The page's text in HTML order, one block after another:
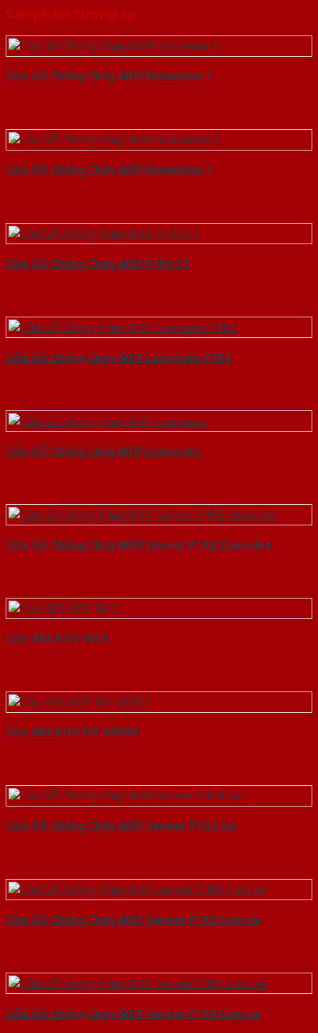
Sản phẩm tương tự
Cửa Gỗ Chống Cháy MDF Melamine 1
Cửa Gỗ Chống Cháy MDF Melamine 1
Cửa Gỗ Chống Cháy MDF P1R4 C1
Cửa Gỗ Chống Cháy MDF Laminate P1R2
Cửa Gỗ Chống Cháy MDF Laminate
Cửa Gỗ Chống Cháy MDF Veneer P1R2 Xoan dao
Cửa ABS KOS 101D
Cửa ABS KOS 101 W0901
Cửa Gỗ Chống Cháy MDF Veneer P1G1 soi
Cửa Gỗ Chống Cháy MDF Veneer P1R2 Cam xe
Cửa Gỗ Chống Cháy MDF Veneer P1R4 Cam xe